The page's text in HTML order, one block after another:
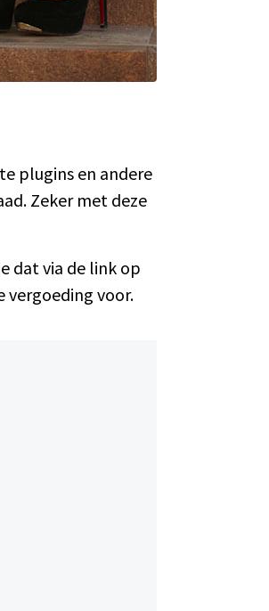
plugins en andere
Zeker met deze
dat via de link op
vergoeding voor.